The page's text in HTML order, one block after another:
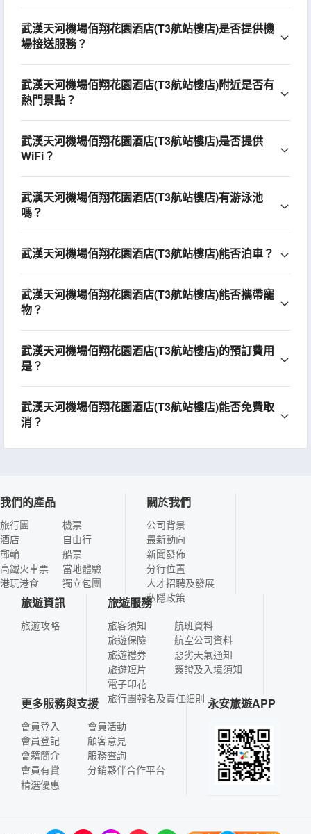
武漢天河機場佰翔花園酒店(T3航站樓店)是否提供機
場接送服務？
武漢天河機場佰翔花園酒店(T3航站樓店)附近是否有
熱門景點？
武漢天河機場佰翔花園酒店(T3航站樓店)是否提供
WiFi？
武漢天河機場佰翔花園酒店(T3航站樓店)有游泳池
嗎？
武漢天河機場佰翔花園酒店(T3航站樓店)能否泊車？
武漢天河機場佰翔花園酒店(T3航站樓店)能否攜帶寵
物？
武漢天河機場佰翔花園酒店(T3航站樓店)的預訂費用
是？
武漢天河機場佰翔花園酒店(T3航站樓店)能否免費取
消？
我們的產品
旅行團
酒店
郵輪
高鐵火車票
港玩港食
機票
自由行
船票
當地體驗
獨立包團
關於我們
公司背景
最新動向
新聞發佈
分行位置
人才招聘及發展
私隱政策
旅遊資訊
旅遊攻略
旅遊服務
旅客須知
旅遊保險
旅遊禮券
旅遊短片
電子印花
航班資料
航空公司資料
惡劣天氣通知
簽證及入境須知
旅行團報名及責任細則
更多服務與支援
會員登入
會員登記
會籍簡介
會員有賞
精選優惠
會員活動
顧客意見
服務查詢
分銷夥伴合作平台
永安旅遊APP